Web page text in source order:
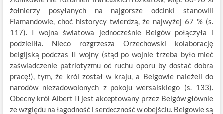
żołnierzy posyłanych na najgorsze odcinki stanowili
Flamandowie, choć historycy twierdzą, że najwyżej 67 % (s.
117). I wojna światowa jednocześnie Belgów połączyła i
podzieliła. Nieco rozgrzesza Orzechowski kolaborację
belgijską podczas II wojny (stąd po wojnie trzeba było mieć
zaświadczenie patriotyzmu od ruchu oporu by dostać dobra
pracę!), tym, że król został w kraju, a Belgowie należeli do
narodów niezadowolonych z pokoju wersalskiego (s. 133).
Obecny król Albert II jest akceptowany przez Belgów głównie
ze względu na łagodność i serdeczność w obejściu. Belgowie są